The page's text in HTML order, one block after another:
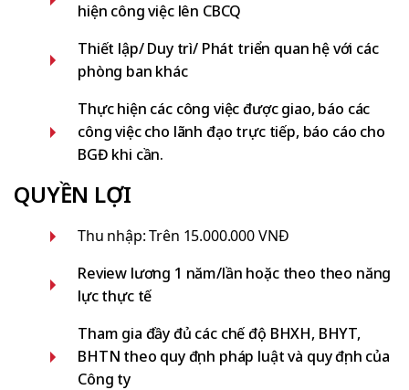
hiện công việc lên CBCQ
Thiết lập/ Duy trì/ Phát triển quan hệ với các
phòng ban khác
Thực hiện các công việc được giao, báo các
công việc cho lãnh đạo trực tiếp, báo cáo cho
BGĐ khi cần.
QUYỀN LỢI
Thu nhập: Trên 15.000.000 VNĐ
Review lương 1 năm/lần hoặc theo theo năng
lực thực tế
Tham gia đầy đủ các chế độ BHXH, BHYT,
BHTN theo quy định pháp luật và quy định của
Công ty